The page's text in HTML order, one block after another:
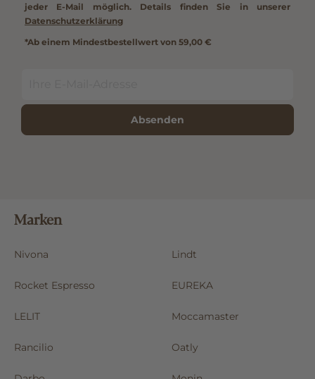
jeder E-Mail möglich. Details finden Sie in unserer
Datenschutzerklärung
*Ab einem Mindestbestellwert von 59,00 €
Absenden
Marken
Nivona Lindt
Rocket Espresso EUREKA
LELIT Moccamaster
Rancilio Oatly